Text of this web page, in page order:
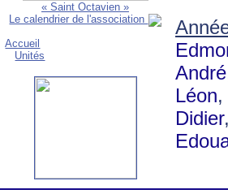
« Saint Octavien »
Le calendrier de l'association
Accueil
Unités
André
Léon,
Didier,